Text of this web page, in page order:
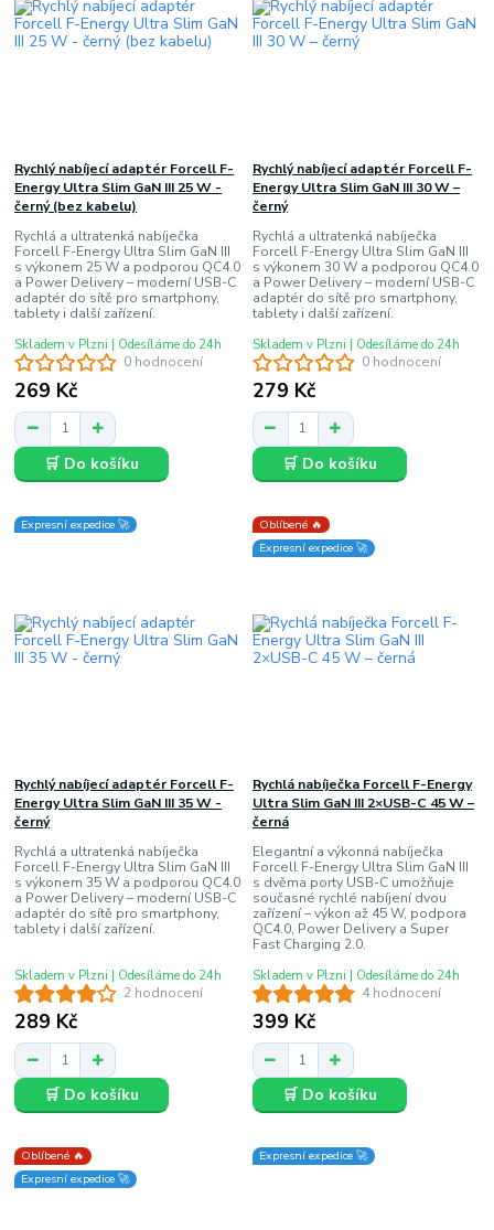
0 hodnocení
Rychlý nabíjecí adaptér Forcell F-
Energy Ultra Slim GaN III 25 W -
černý (bez kabelu)
Rychlá a ultratenká nabíječka
Forcell F-Energy Ultra Slim GaN III
s výkonem 25 W a podporou QC4.0
a Power Delivery – moderní USB-C
adaptér do sítě pro smartphony,
tablety i další zařízení.
269 Kč
Skladem v Plzni | Odesíláme do 24h
🛒 Do košíku
0 hodnocení
Rychlý nabíjecí adaptér Forcell F-
Energy Ultra Slim GaN III 30 W –
černý
Rychlá a ultratenká nabíječka
Forcell F-Energy Ultra Slim GaN III
s výkonem 30 W a podporou QC4.0
a Power Delivery – moderní USB-C
adaptér do sítě pro smartphony,
tablety i další zařízení.
279 Kč
Skladem v Plzni | Odesíláme do 24h
🛒 Do košíku
Expresní expedice 🚀
2 hodnocení
Rychlý nabíjecí adaptér Forcell F-
Energy Ultra Slim GaN III 35 W -
černý
Rychlá a ultratenká nabíječka
Forcell F-Energy Ultra Slim GaN III
s výkonem 35 W a podporou QC4.0
a Power Delivery – moderní USB-C
adaptér do sítě pro smartphony,
tablety i další zařízení.
289 Kč
Skladem v Plzni | Odesíláme do 24h
🛒 Do košíku
Oblíbené 🔥
Expresní expedice 🚀
4 hodnocení
Rychlá nabíječka Forcell F-Energy
Ultra Slim GaN III 2×USB-C 45 W –
černá
Elegantní a výkonná nabíječka
Forcell F-Energy Ultra Slim GaN III
s dvěma porty USB-C umožňuje
současné rychlé nabíjení dvou
zařízení – výkon až 45 W, podpora
QC4.0, Power Delivery a Super
Fast Charging 2.0.
399 Kč
Skladem v Plzni | Odesíláme do 24h
🛒 Do košíku
Oblíbené 🔥
Expresní expedice 🚀
Expresní expedice 🚀